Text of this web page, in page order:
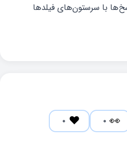
با سرستون‌های فیلدها
👀
0
❤️
0